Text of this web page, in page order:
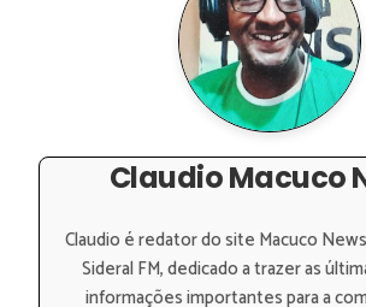
Claudio Macuco
Claudio é redator do site Macuco
Sideral FM, dedicado a trazer as
informações importantes para a